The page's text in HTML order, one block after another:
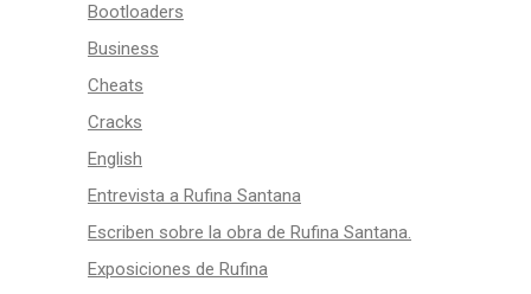
Bootloaders
Business
Cheats
Cracks
English
Entrevista a Rufina Santana
Escriben sobre la obra de Rufina Santana.
Exposiciones de Rufina